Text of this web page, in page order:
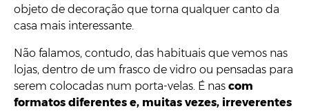
objeto de decoração que torna qualquer canto da
casa mais interessante.
Não falamos, contudo, das habituais que vemos nas
lojas, dentro de um frasco de vidro ou pensadas para
serem colocadas num porta-velas. É nas com
formatos diferentes e, muitas vezes, irreverentes